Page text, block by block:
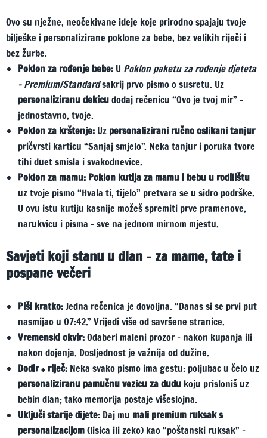
Ovo su nježne, neočekivane ideje koje prirodno spajaju tvoje
bilješke i personalizirane poklone za bebe, bez velikih riječi i
bez žurbe.
Poklon za rođenje bebe: U Poklon paketu za rođenje djeteta
– Premium/Standardsakrij prvo pismo o susretu. Uz
personaliziranu dekicudodaj rečenicu “Ovo je tvoj mir” –
jednostavno, tvoje.
Poklon za krštenje: Uz personalizirani ručno oslikani tanjur
pričvrsti karticu “Sanjaj smjelo”. Neka tanjur i poruka tvore
tihi duet smisla i svakodnevice.
Poklon za mamu: Poklon kutija za mamu i bebu u rodilištu
uz tvoje pismo “Hvala ti, tijelo” pretvara se u sidro podrške.
U ovu istu kutiju kasnije možeš spremiti prve pramenove,
narukvicu i pisma – sve na jednom mirnom mjestu.
Savjeti koji stanu u dlan – za mame, tate i
pospane večeri
Piši kratko:Jedna rečenica je dovoljna. “Danas si se prvi put
nasmijao u 07:42.” Vrijedi više od savršene stranice.
Vremenski okvir:Odaberi maleni prozor – nakon kupanja ili
nakon dojenja. Dosljednost je važnija od dužine.
Dodir + riječ: Neka svako pismo ima gestu: poljubac u čelo uz
personaliziranu pamučnu vezicu za dudu koju prisloniš uz
bebin dlan; tako memorija postaje višeslojna.
Uključi starije dijete: Daj mu mali premium ruksak s
personalizacijom(lisica ili zeko) kao “poštanski ruksak” –